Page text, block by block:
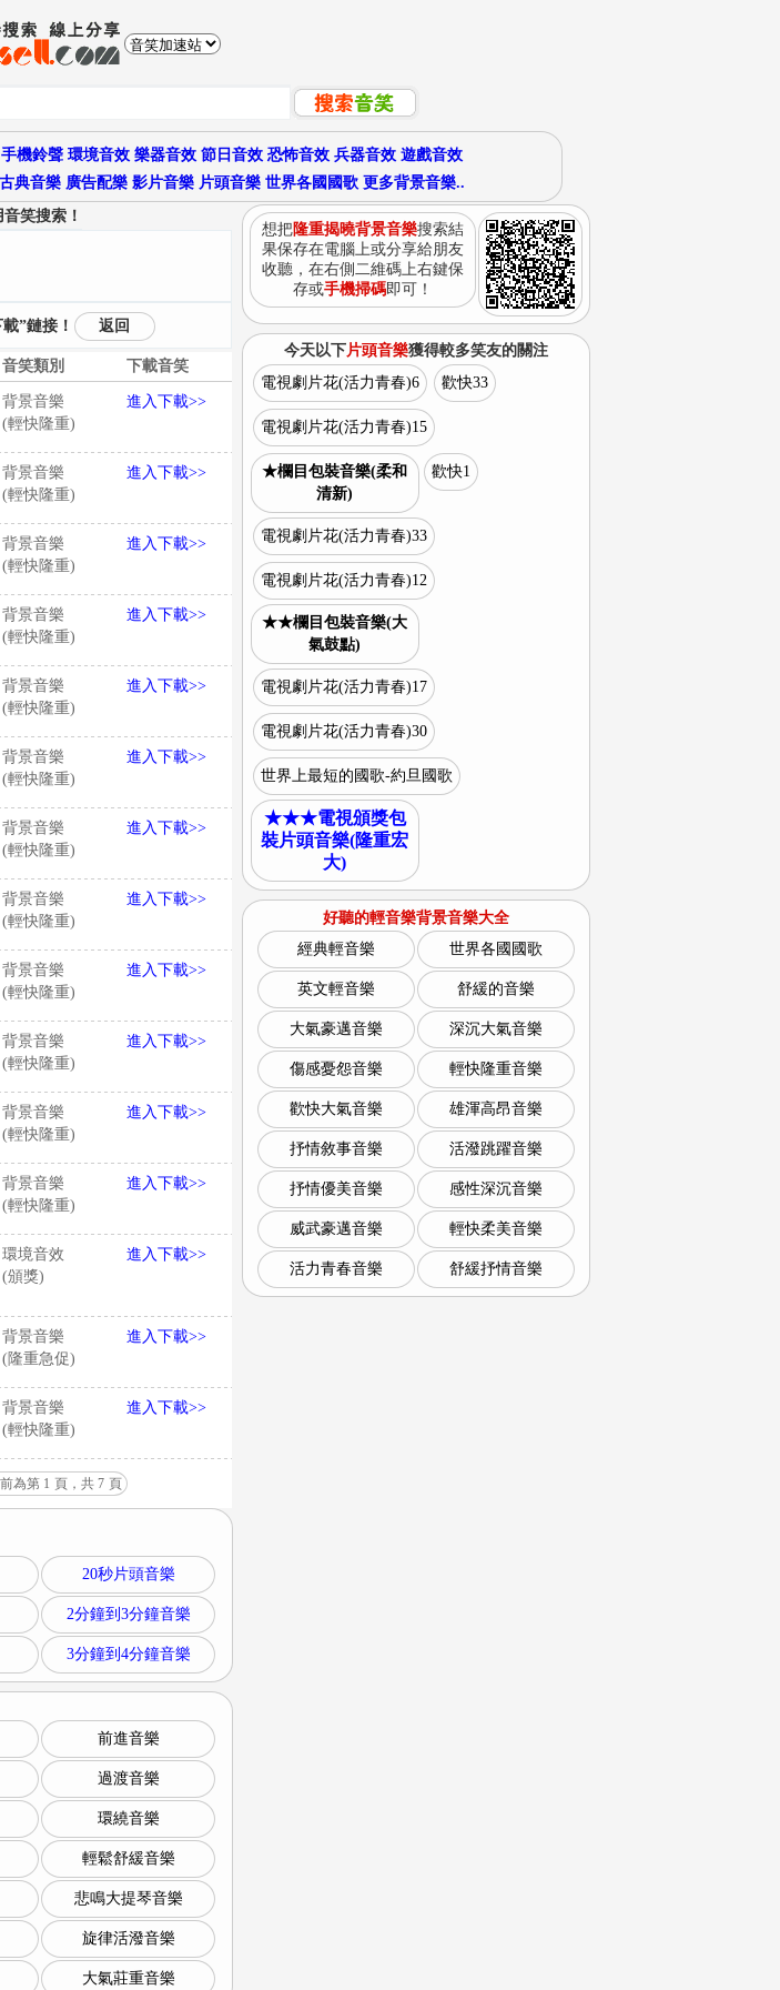
手機鈴聲 環境音效 樂器音效 節日音效 恐怖音效 兵器音效 遊戲音效
古典音樂 廣告配樂 影片音樂 片頭音樂 世界各國國歌 更多背景音樂..
笑搜索！
”鏈接！ 返回
音笑類別 下載音笑
背景音樂
(輕快隆重)
進入下載>>
背景音樂
(輕快隆重)
進入下載>>
背景音樂
(輕快隆重)
進入下載>>
背景音樂
(輕快隆重)
進入下載>>
背景音樂
(輕快隆重)
進入下載>>
背景音樂
(輕快隆重)
進入下載>>
背景音樂
(輕快隆重)
進入下載>>
背景音樂
(輕快隆重)
進入下載>>
背景音樂
(輕快隆重)
進入下載>>
背景音樂
(輕快隆重)
進入下載>>
背景音樂
(輕快隆重)
進入下載>>
背景音樂
(輕快隆重)
進入下載>>
環境音效
(頒獎)
進入下載>>
背景音樂
(隆重急促)
進入下載>>
背景音樂
(輕快隆重)
進入下載>>
為第 1 頁，共 7 頁
20秒片頭音樂
2分鐘到3分鐘音樂
3分鐘到4分鐘音樂
前進音樂
過渡音樂
環繞音樂
輕鬆舒緩音樂
悲鳴大提琴音樂
旋律活潑音樂
大氣莊重音樂
想把隆重揭曉背景音樂搜索結
果保存在電腦上或分享給朋友
收聽，在右側二維碼上右鍵保
存或手機掃碼即可！
今天以下片頭音樂獲得較多笑友的關注
電視劇片花(活力青春)6
歡快33
電視劇片花(活力青春)15
★欄目包裝音樂(柔和
清新)
歡快1
電視劇片花(活力青春)33
電視劇片花(活力青春)12
★★欄目包裝音樂(大
氣鼓點)
電視劇片花(活力青春)17
電視劇片花(活力青春)30
世界上最短的國歌-約旦國歌
★★★電視頒獎包
裝片頭音樂(隆重宏
大)
好聽的輕音樂背景音樂大全
經典輕音樂
世界各國國歌
英文輕音樂 舒緩的音樂
大氣豪邁音樂 深沉大氣音樂
傷感憂怨音樂 輕快隆重音樂
歡快大氣音樂 雄渾高昂音樂
抒情敘事音樂 活潑跳躍音樂
抒情優美音樂 感性深沉音樂
威武豪邁音樂 輕快柔美音樂
活力青春音樂 舒緩抒情音樂